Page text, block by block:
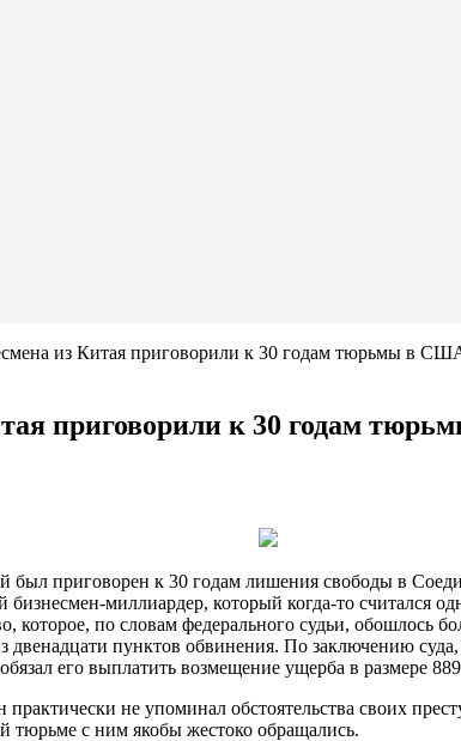
из Китая приговорили к 30 годам тюрьмы в
приговорили к 30 годам
был приговорен к 30 годам лишения свободы в
бизнесмен-миллиардер, который когда-то считался
по словам федерального судьи, обошлось
пунктов обвинения. По заключению
его выплатить возмещение ущерба в размере
не упоминал обстоятельства своих
тюрьме с ним якобы жестоко обращались.